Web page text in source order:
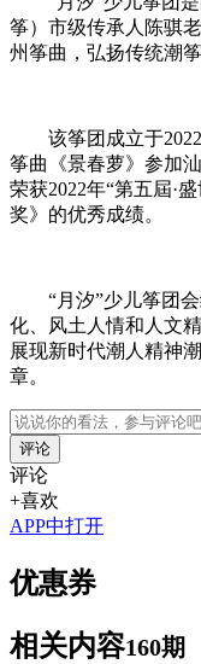
筝）市级传承人陈骐
州筝曲，弘扬传统潮
该筝团成立于
筝曲《景春萝》参加
荣获2022年“第五屆·
奖》的优秀成绩。
“月汐”少儿筝团
化、风土人情和人文
展现新时代潮人精神
章。
评论
评论
+喜欢
APP中打开
优惠券
相关内容160期